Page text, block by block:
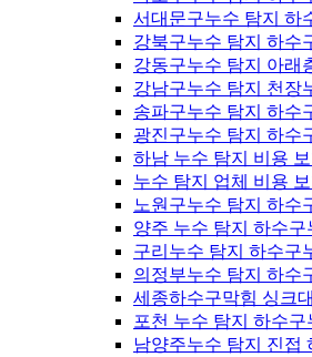
서대문구누수 탐지 하
강북구누수 탐지 하수
강동구누수 탐지 아래
강남구누수 탐지 천장
송파구누수 탐지 하수
광진구누수 탐지 하수
하남 누수 탐지 비용
누수 탐지 업체 비용
노원구누수 탐지 하수
양주 누수 탐지 하수구
구리누수 탐지 하수구
의정부누수 탐지 하수
세종하수구막힘 싱크
포천 누수 탐지 하수구
남양주누수 탐지 진접